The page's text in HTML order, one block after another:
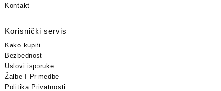
Kontakt
Korisnički servis
Kako kupiti
Bezbednost
Uslovi isporuke
Žalbe I Primedbe
Politika Privatnosti